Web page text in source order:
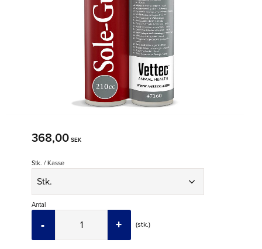
368,00 SEK
Stk. / Kasse
Antal
stk.
+
-